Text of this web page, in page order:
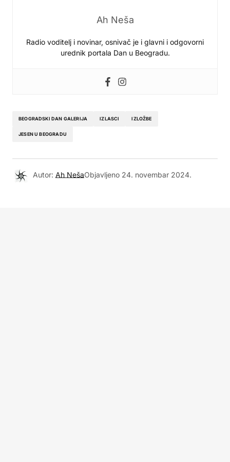
Ah Neša
Radio voditelj i novinar, osnivač je i glavni i odgovorni
urednik portala Dan u Beogradu.
BEOGRADSKI DAN GALERIJA IZLASCI IZLOŽBE
JESEN U BEOGRADU
Autor: Ah NešaObjavljeno 24. novembar 2024.